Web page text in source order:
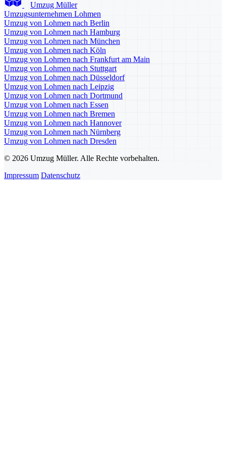
Umzug Müller
Umzugsunternehmen Lohmen
Umzug von Lohmen nach Berlin
Umzug von Lohmen nach Hamburg
Umzug von Lohmen nach München
Umzug von Lohmen nach Köln
Umzug von Lohmen nach Frankfurt am Main
Umzug von Lohmen nach Stuttgart
Umzug von Lohmen nach Düsseldorf
Umzug von Lohmen nach Leipzig
Umzug von Lohmen nach Dortmund
Umzug von Lohmen nach Essen
Umzug von Lohmen nach Bremen
Umzug von Lohmen nach Hannover
Umzug von Lohmen nach Nürnberg
Umzug von Lohmen nach Dresden
© 2026 Umzug Müller. Alle Rechte vorbehalten.
Impressum Datenschutz